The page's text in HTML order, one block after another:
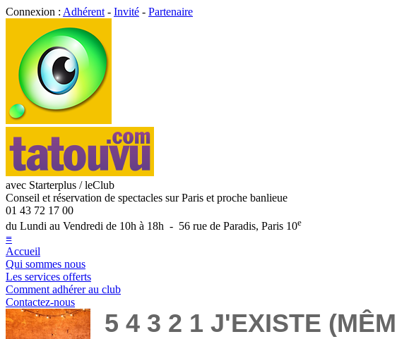
Connexion : Adhérent - Invité - Partenaire
avec Starterplus / leClub
Conseil et réservation de spectacles sur Paris et proche banlieue
01 43 72 17 00
du Lundi au Vendredi de 10h à 18h - 56 rue de Paradis, Paris 10e
≡
Accueil
Qui sommes nous
Les services offerts
Comment adhérer au club
Contactez-nous
5 4 3 2 1 J'EXISTE